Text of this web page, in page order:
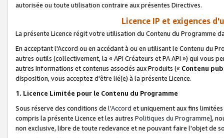
autorisée ou toute utilisation contraire aux présentes Directives.
Licence IP et exigences
La présente Licence régit votre utilisation du Contenu du Programme
En acceptant l'Accord ou en accédant à ou en utilisant le Contenu du
autres outils (collectivement, la « API Créateurs et PA API ») qui vous
autres informations et contenus associés aux Produits (« Contenu
disposition, vous acceptez d'être lié(e) à la présente Licence.
1. Licence Limitée pour le Contenu du Programme
Sous réserve des conditions de l'Accord et uniquement aux fins
compris la présente Licence et les autres Politiques du Programme],
non exclusive, libre de toute redevance et ne pouvant faire l'objet de